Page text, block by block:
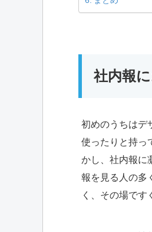
社内報
初めのうちはデ
使ったりと持っ
かし、社内報に
報を見る人の多
く、その場です